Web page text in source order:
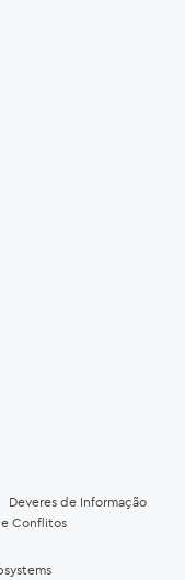
Deveres de Informação
Conflitos